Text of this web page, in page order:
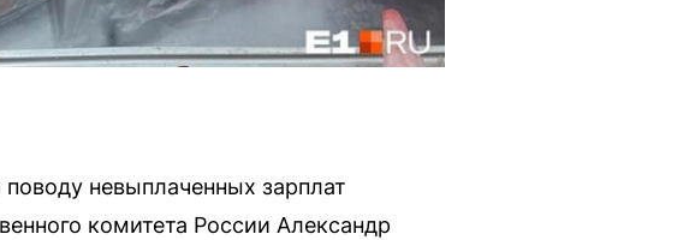
невыплаченных зарплат
комитета России Александр